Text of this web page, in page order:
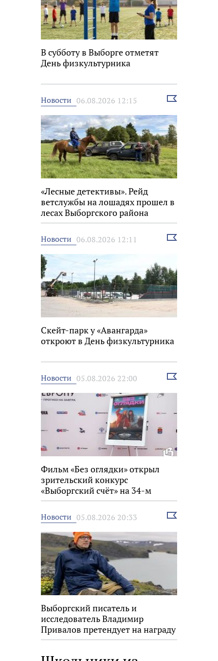
В субботу в Выборге отметят
День физкультурника
Новости 06.08.2026 12:15
Выбрать
«Лесные детективы». Рейд
ветслужбы на лошадях прошел в
лесах Выборгского района
Новости 06.08.2026 12:11
Выбрать
Скейт-парк у «Авангарда»
откроют в День физкультурника
Новости 05.08.2026 22:00
Выбрать
Фильм «Без оглядки» открыл
зрительский конкурс
«Выборгский счёт» на 34-м
фестивале «Окно в Европу»
Новости 05.08.2026 20:33
Выбрать
Выборгский писатель и
исследователь Владимир
Привалов претендует на награду
«Знание.Премия»